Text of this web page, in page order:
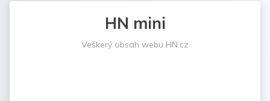
HN mini
Veškerý obsah webu HN.cz